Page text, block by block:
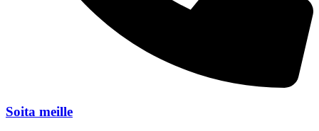
Soita meille